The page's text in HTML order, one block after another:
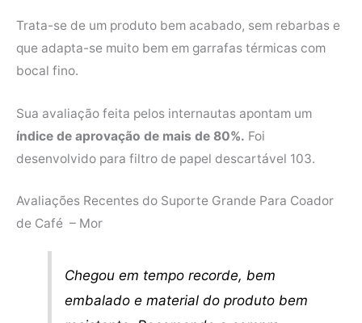
Trata-se de um produto bem acabado, sem rebarbas e
que adapta-se muito bem em garrafas térmicas com
bocal fino.
Sua avaliação feita pelos internautas apontam um
índice de aprovação de mais de 80%. Foi
desenvolvido para filtro de papel descartável 103.
Avaliações Recentes do Suporte Grande Para Coador
de Café – Mor
Chegou em tempo recorde, bem
embalado e material do produto bem